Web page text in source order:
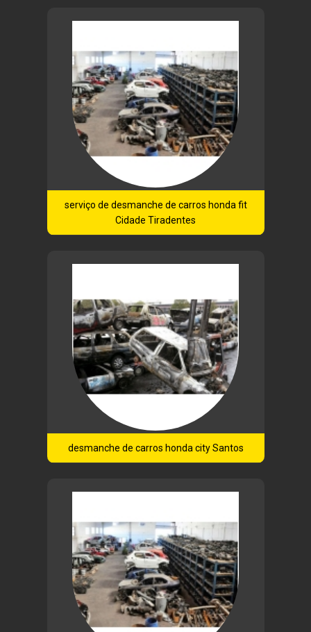
serviço de desmanche de carros honda fit
Cidade Tiradentes
desmanche de carros honda city Santos